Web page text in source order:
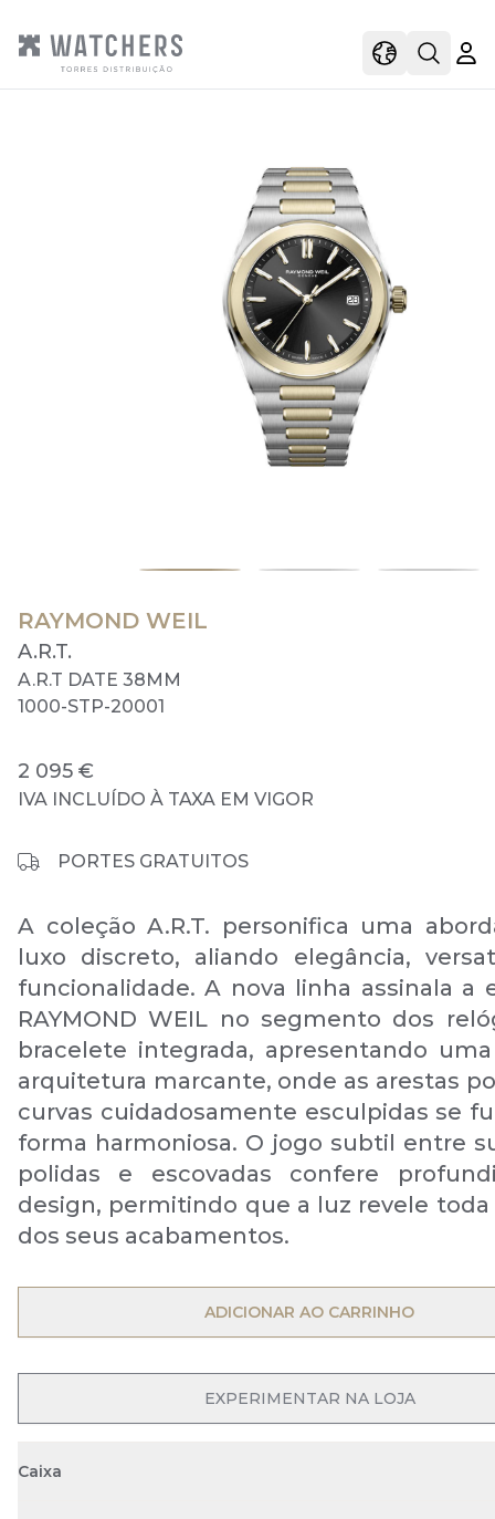
viewOpen
RAYMOND WEIL
A.R.T.
A.R.T DATE 38MM
1000-STP-20001
2 095 €
IVA INCLUÍDO À TAXA EM VIGOR
PORTES GRATUITOS
A coleção A.R.T. personifica uma
luxo discreto, aliando elegância,
funcionalidade. A nova linha assinala a
RAYMOND WEIL no segmento dos
bracelete integrada, apresentando
arquitetura marcante, onde as arestas
curvas cuidadosamente esculpidas se
forma harmoniosa. O jogo subtil entre
polidas e escovadas confere
design, permitindo que a luz revele toda
dos seus acabamentos.
ADICIONAR AO CARRINHO
EXPERIMENTAR NA LOJA
Caixa